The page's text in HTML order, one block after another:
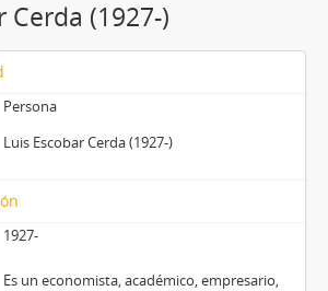
Cerda (1927-)
Persona
Luis Escobar Cerda (1927-)
1927-
Es un economista, académico, empresario,